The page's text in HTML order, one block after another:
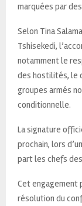
marquées par
Selon Tina
Tshisekedi,
notamment le
des hostilités, le
groupes armés
conditionnelle.
La signature
prochain, lors
part les chefs
Cet engagement
résolution du